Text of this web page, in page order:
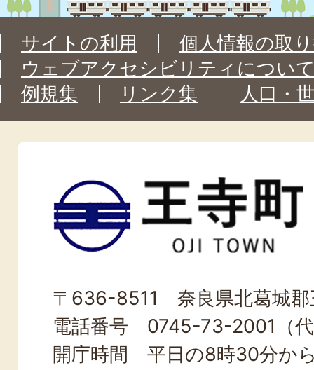
サイトの利用
個人情報の取
ウェブアクセシビリティについ
例規集
リンク集 人口・
王
寺
町
TOWN
〒636-8511 奈良県北葛城郡
電話番号 0745-73-2001（
開庁時間 平日の8時30分か